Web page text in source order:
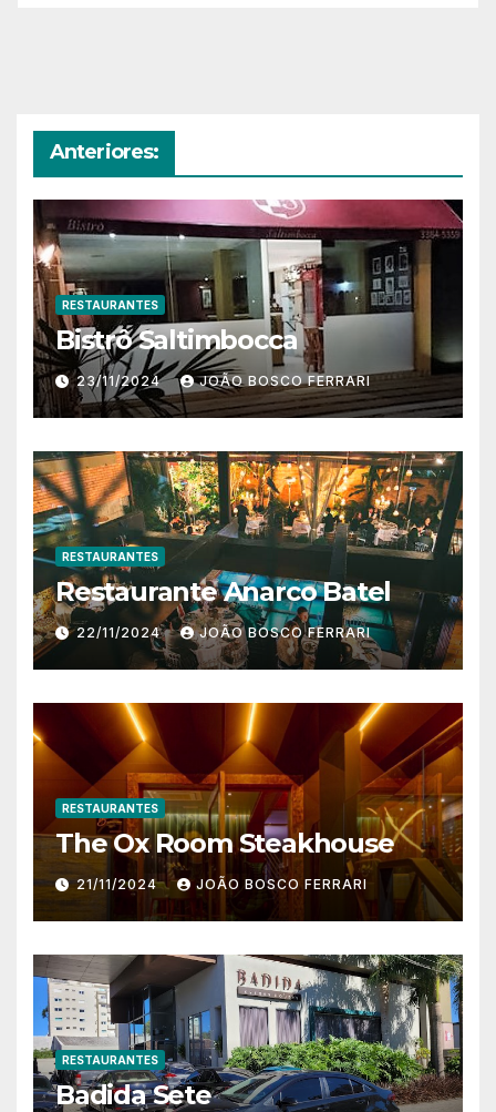
Anteriores:
RESTAURANTES
Bistrô Saltimbocca
23/11/2024 JOÃO BOSCO FERRARI
RESTAURANTES
Restaurante Anarco Batel
22/11/2024 JOÃO BOSCO FERRARI
RESTAURANTES
The Ox Room Steakhouse
21/11/2024 JOÃO BOSCO FERRARI
RESTAURANTES
Badida Sete